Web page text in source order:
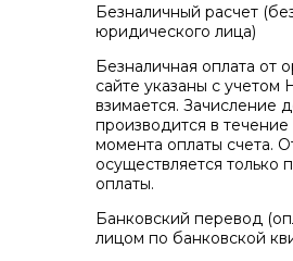
Безналичный расчет
юридического лица)
Безналичная оплата от
сайте указаны с
взимается. Зачисление
производится в
момента оплаты счета.
осуществляется только
оплаты.
Банковский перевод
лицом по банковской